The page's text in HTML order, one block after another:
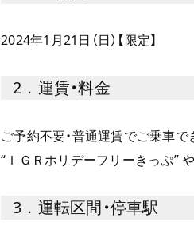
2024年1月21日（日）【限定】
2．運賃・料金
ご予約不要・普通運賃でご乗車で
“ＩＧＲホリデーフリーきっぷ”
3．運転区間・停車駅